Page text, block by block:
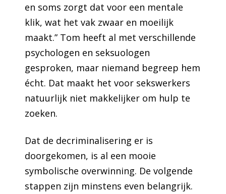
en soms zorgt dat voor een mentale
klik, wat het vak zwaar en moeilijk
maakt.” Tom heeft al met verschillende
psychologen en seksuologen
gesproken, maar niemand begreep hem
écht. Dat maakt het voor sekswerkers
natuurlijk niet makkelijker om hulp te
zoeken.
Dat de decriminalisering er is
doorgekomen, is al een mooie
symbolische overwinning. De volgende
stappen zijn minstens even belangrijk.